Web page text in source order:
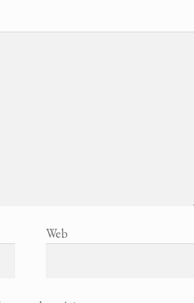
Web